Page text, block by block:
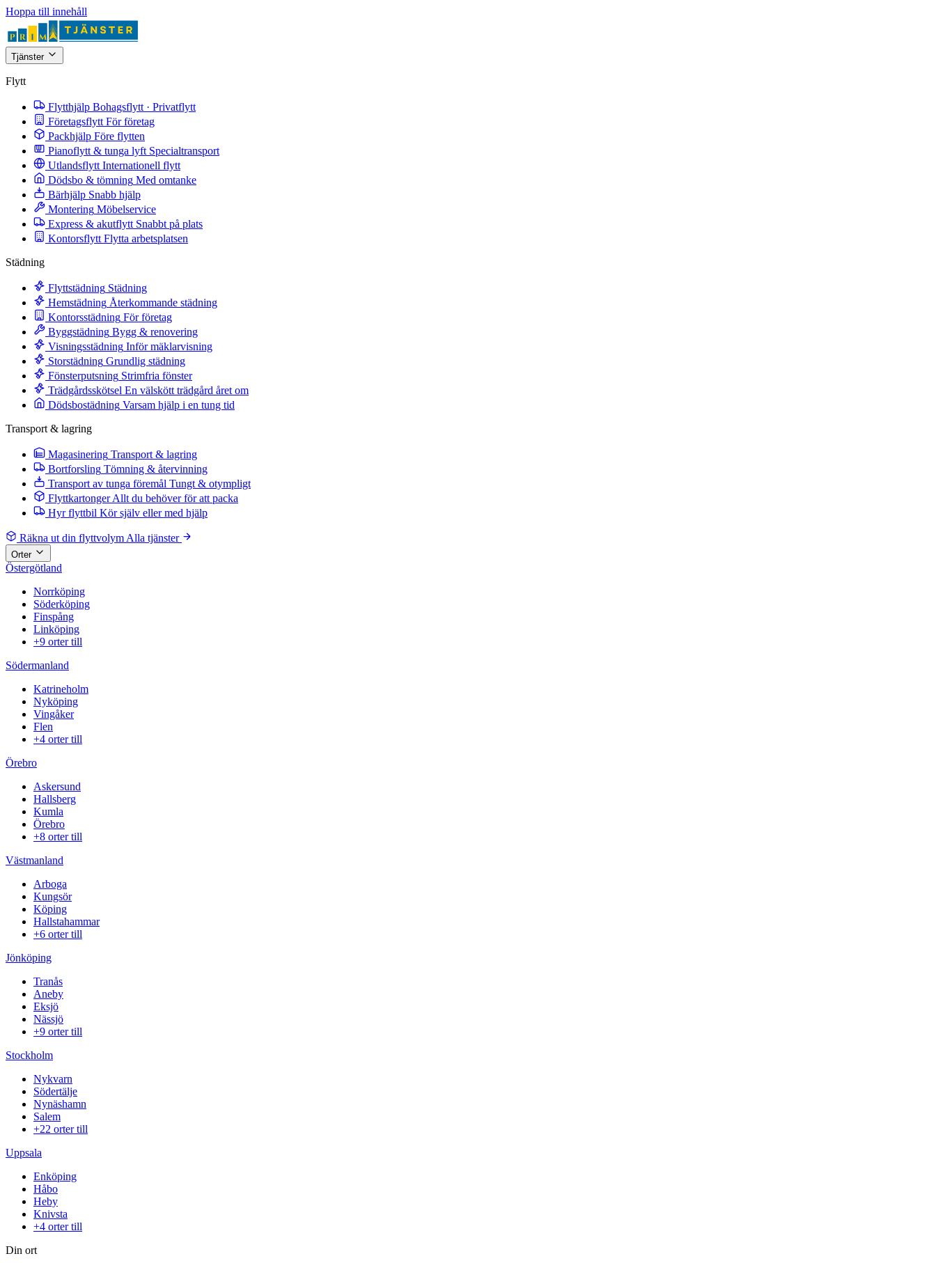
Hoppa till innehåll
Tjänster
Flytt
Flytthjälp Bohagsflytt · Privatflytt
Företagsflytt För företag
Packhjälp Före flytten
Pianoflytt & tunga lyft Specialtransport
Utlandsflytt Internationell flytt
Dödsbo & tömning Med omtanke
Bärhjälp Snabb hjälp
Montering Möbelservice
Express & akutflytt Snabbt på plats
Kontorsflytt Flytta arbetsplatsen
Städning
Flyttstädning Städning
Hemstädning Återkommande städning
Kontorsstädning För företag
Byggstädning Bygg & renovering
Visningsstädning Inför mäklarvisning
Storstädning Grundlig städning
Fönsterputsning Strimfria fönster
Trädgårdsskötsel En välskött trädgård året om
Dödsbostädning Varsam hjälp i en tung tid
Transport & lagring
Magasinering Transport & lagring
Bortforsling Tömning & återvinning
Transport av tunga föremål Tungt & otympligt
Flyttkartonger Allt du behöver för att packa
Hyr flyttbil Kör själv eller med hjälp
Räkna ut din flyttvolym Alla tjänster
Orter
Östergötland
Norrköping
Söderköping
Finspång
Linköping
+9 orter till
Södermanland
Katrineholm
Nyköping
Vingåker
Flen
+4 orter till
Örebro
Askersund
Hallsberg
Kumla
Örebro
+8 orter till
Västmanland
Arboga
Kungsör
Köping
Hallstahammar
+6 orter till
Jönköping
Tranås
Aneby
Eksjö
Nässjö
+9 orter till
Stockholm
Nykvarn
Södertälje
Nynäshamn
Salem
+22 orter till
Uppsala
Enköping
Håbo
Heby
Knivsta
+4 orter till
Din ort